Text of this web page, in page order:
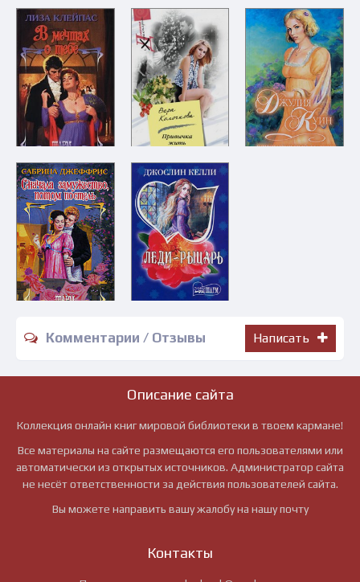
Комментарии / Отзывы Написать
Описание сайта
Коллекция онлайн книг мировой библиотеки в твоем кармане!
Все материалы на сайте размещаются его пользователями или
автоматически из открытых источников. Администратор сайта
не несёт ответственности за действия пользователей сайта.
Вы можете направить вашу жалобу на нашу почту
Контакты